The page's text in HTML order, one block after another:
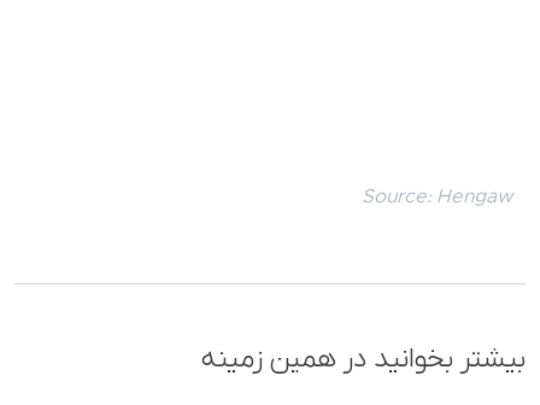
Source: Hengaw
بیشتر بخوانید در همین زمینه